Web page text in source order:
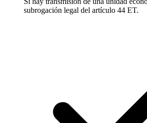
subrogación legal del artículo 44 ET.